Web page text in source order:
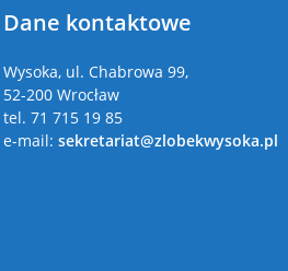
Dane kontaktowe
Wysoka, ul. Chabrowa 99,
52-200 Wrocław
tel. 71 715 19 85
e-mail: sekretariat@zlobekwysoka.pl